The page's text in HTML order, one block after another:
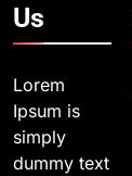
Us
Lorem
Ipsum is
simply
dummy text